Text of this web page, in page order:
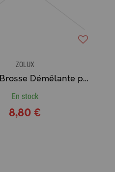
ZOLUX
ZOLUX - Brosse Démêlante pour Rongeur Gamme EXPERT
En stock
8,80 €